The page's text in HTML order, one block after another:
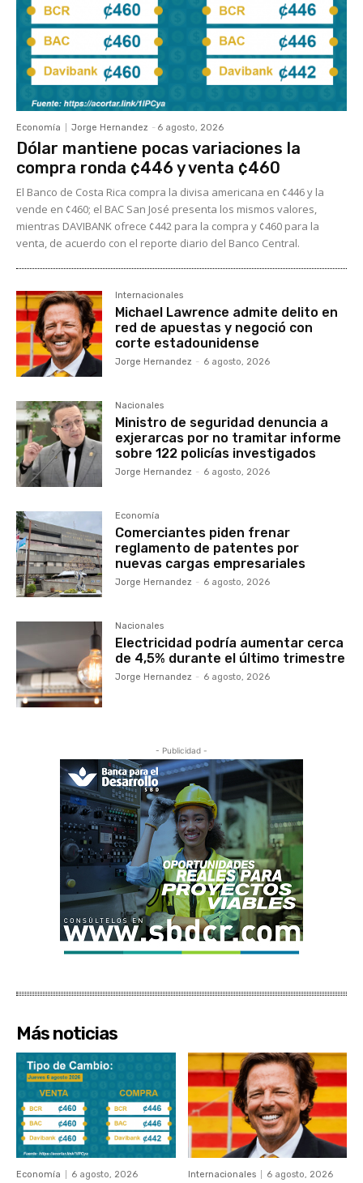
Economía Jorge Hernandez - 6 agosto, 2026
Dólar mantiene pocas variaciones la
compra ronda ¢446 y venta ¢460
El Banco de Costa Rica compra la divisa americana en ¢446 y la
vende en ¢460; el BAC San José presenta los mismos valores,
mientras DAVIBANK ofrece ¢442 para la compra y ¢460 para la
venta, de acuerdo con el reporte diario del Banco Central.
Internacionales
Michael Lawrence admite delito en
red de apuestas y negoció con
corte estadounidense
Jorge Hernandez - 6 agosto, 2026
Nacionales
Ministro de seguridad denuncia a
exjerarcas por no tramitar informe
sobre 122 policías investigados
Jorge Hernandez - 6 agosto, 2026
Economía
Comerciantes piden frenar
reglamento de patentes por
nuevas cargas empresariales
Jorge Hernandez - 6 agosto, 2026
Nacionales
Electricidad podría aumentar cerca
de 4,5% durante el último trimestre
Jorge Hernandez - 6 agosto, 2026
- Publicidad -
Más noticias
Economía 6 agosto, 2026 Internacionales 6 agosto, 2026